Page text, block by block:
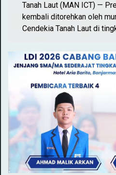
Tanah Laut (MAN ICT) —
kembali ditorehkan oleh
Cendekia Tanah Laut di